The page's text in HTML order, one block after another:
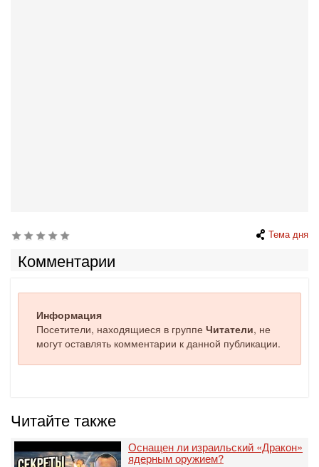
Тема дня
Комментарии
Информация
Посетители, находящиеся в группе Читатели, не
могут оставлять комментарии к данной публикации.
Читайте также
Оснащен ли израильский «Дракон»
ядерным оружием?